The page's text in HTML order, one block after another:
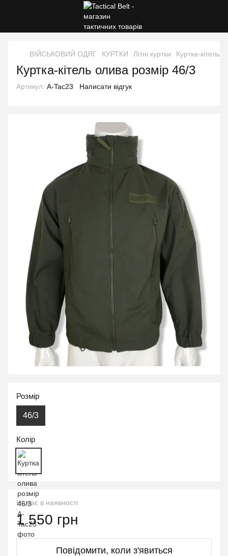
ВІЙСЬКОВИЙ ОДЯГ КУРТКИ Літні куртки Куртка-кітель
Куртка-кітель олива розмір 46/3
Артикул: A-Tac23 Написати відгук
Розмір
46/3
Колір
Немає в наявності
1 550 грн
Повідомити, коли з'явиться